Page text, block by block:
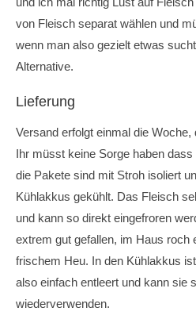
von Fleisch separat wählen und
wenn man also gezielt etwas
Alternative.
Lieferung
Versand erfolgt einmal die
Ihr müsst keine Sorge haben
die Pakete sind mit Stroh isoliert
Kühlakkus gekühlt. Das Fleisch
und kann so direkt eingefroren
extrem gut gefallen, im Haus roch
frischem Heu. In den Kühlakkus
also einfach entleert und kann sie
wiederverwenden.